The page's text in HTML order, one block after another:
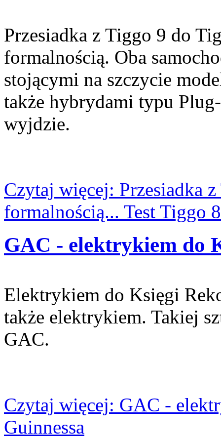
Przesiadka z Tiggo 9 do
formalnością. Oba
stojącymi na szczycie
także hybrydami typu
wyjdzie.
Czytaj więcej: Przesiadka
formalnością... Test Tiggo
GAC - elektrykiem do
Elektrykiem do Księgi
także elektrykiem. Takiej
GAC.
Czytaj więcej: GAC -
Guinnessa